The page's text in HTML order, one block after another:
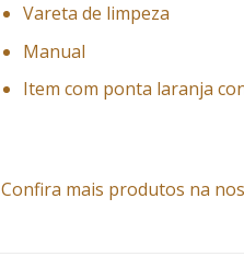
Vareta de limpeza
Manual
Item com ponta laranja
Confira mais produtos na